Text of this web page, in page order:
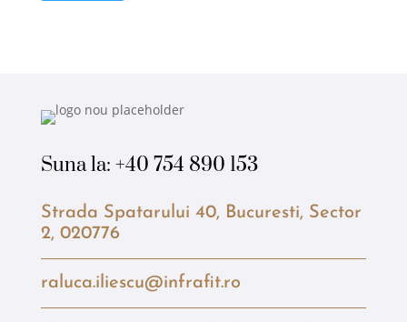
Suna la: +40 754 890 153
Strada Spatarului 40, Bucuresti, Sector
2, 020776
raluca.iliescu@infrafit.ro